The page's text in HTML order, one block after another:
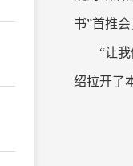
书”首推
“让
绍拉开了